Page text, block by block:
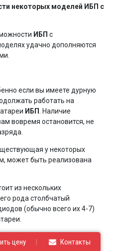
некоторых моделей ИБП с
ИБП с
удачно дополняются
если вы имеете дурную
работать на
ИБП
. Наличие
вовремя остановится, не
у некоторых
может быть реализована
из нескольких
рода столбчатый
(обычно всего их 4-7)
графический
жидкокристаллическом
цену Контакты